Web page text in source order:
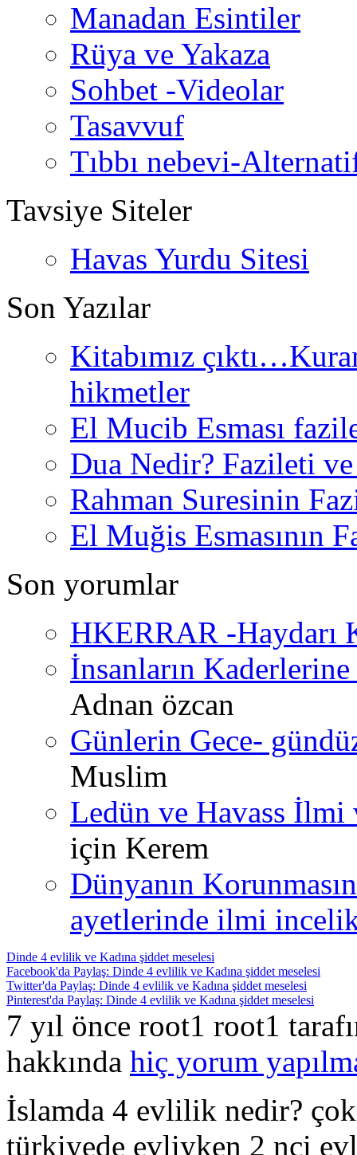
Manadan Esintiler
Rüya ve Yakaza
Sohbet -Videolar
Tasavvuf
Tıbbı nebevi-
Tavsiye Siteler
Havas Yurdu Sitesi
Son Yazılar
Kitabımız
hikmetler
El Mucib Esması
Dua Nedir? Fazileti
Rahman Suresinin
El Muğis Esmasının
Son yorumlar
HKERRAR -Haydarı
İnsanların
Adnan özcan
Günlerin Gece-
Muslim
Ledün ve Havass İlmi
için Kerem
Dünyanın
ayetlerinde ilmi
Dinde 4 evlilik ve Kadına şiddet meselesi
Facebook'da Paylaş: Dinde 4 evlilik ve Kadına şiddet meselesi
Twitter'da Paylaş: Dinde 4 evlilik ve Kadına şiddet meselesi
Pinterest'da Paylaş: Dinde 4 evlilik ve Kadına şiddet meselesi
7 yıl önce root1 root1
hakkında hiç yorum
İslamda 4 evlilik nedir?
türkiyede evliyken 2 nci